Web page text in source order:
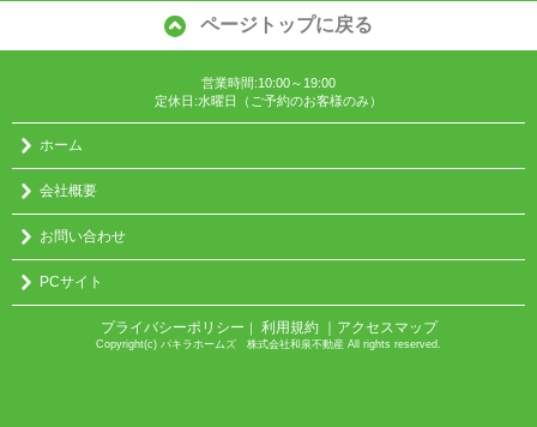
ページトップに戻る
営業時間:10:00～19:00
定休日:水曜日（ご予約のお客様のみ）
ホーム
会社概要
お問い合わせ
PCサイト
プライバシーポリシー ｜ 利用規約 ｜アクセスマップ
Copyright(c) パキラホームズ 株式会社和泉不動産 All rights reserved.